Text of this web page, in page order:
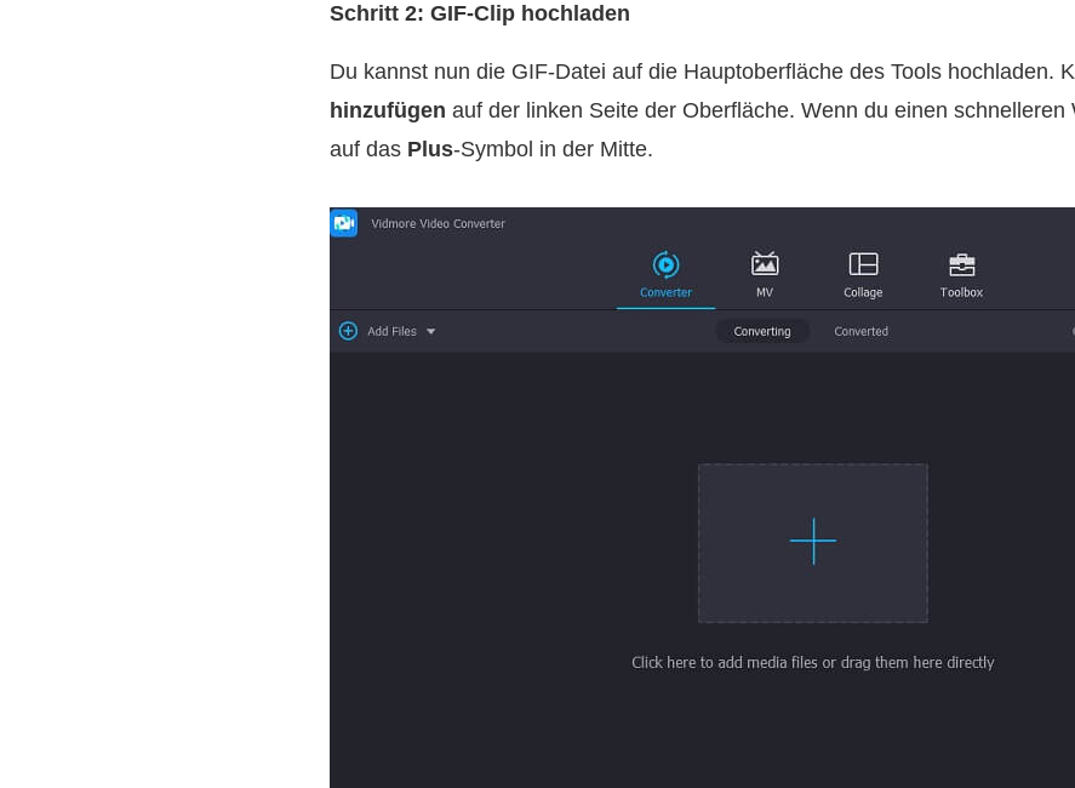
Schritt 2: GIF‑Clip hochladen
Du kannst nun die GIF‑Datei auf die Hauptoberfläche des Tools hochladen.
hinzufügen auf der linken Seite der Oberfläche. Wenn du einen schnelleren
auf das Plus-Symbol in der Mitte.